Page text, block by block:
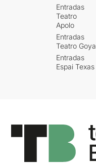
Entradas
Teatro
Apolo
Entradas
Teatro Goya
Entradas
Espai Texas